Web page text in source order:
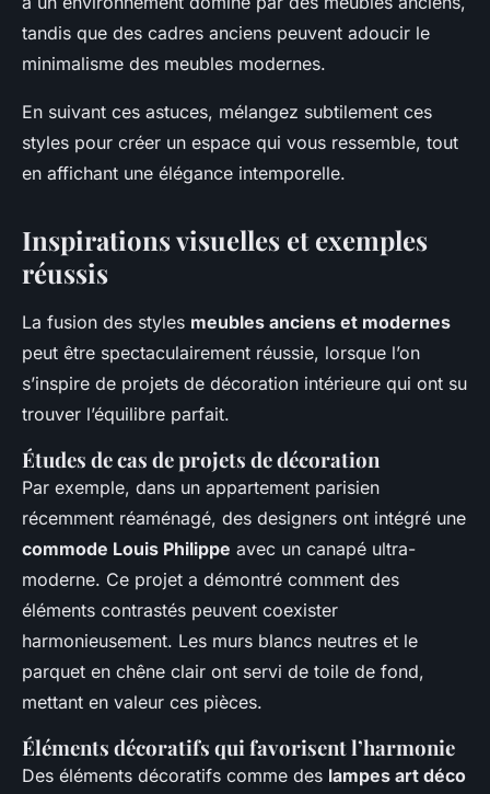
tandis que des cadres anciens peuvent adoucir le
minimalisme des meubles modernes.
En suivant ces astuces, mélangez subtilement ces
styles pour créer un espace qui vous ressemble, tout
en affichant une élégance intemporelle.
Inspirations visuelles et exemples
réussis
La fusion des styles meubles anciens et modernes
peut être spectaculairement réussie, lorsque l’on
s’inspire de projets de décoration intérieure qui ont su
trouver l’équilibre parfait.
Études de cas de projets de décoration
Par exemple, dans un appartement parisien
récemment réaménagé, des designers ont intégré une
commode Louis Philippe avec un canapé ultra-
moderne. Ce projet a démontré comment des
éléments contrastés peuvent coexister
harmonieusement. Les murs blancs neutres et le
parquet en chêne clair ont servi de toile de fond,
mettant en valeur ces pièces.
Éléments décoratifs qui favorisent l’harmonie
Des éléments décoratifs comme des lampes art déco